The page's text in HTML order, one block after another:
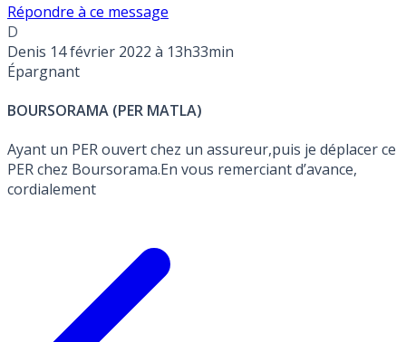
Répondre à ce message
D
Denis 14 février 2022 à 13h33min
Épargnant
BOURSORAMA (PER MATLA)
Ayant un PER ouvert chez un assureur,puis je déplacer ce
PER chez Boursorama.En vous remerciant d’avance,
cordialement